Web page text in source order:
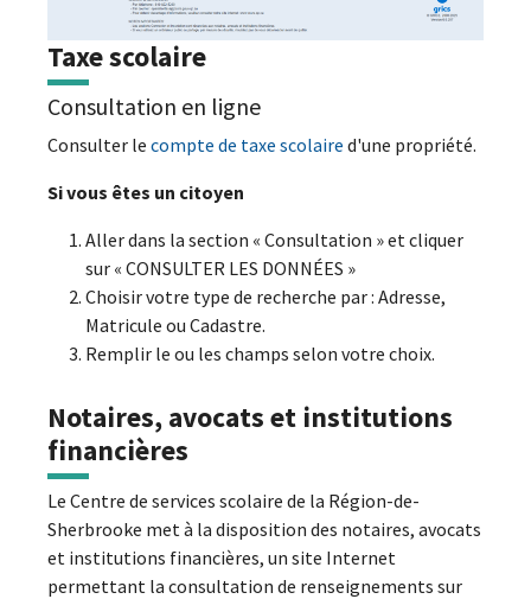
Taxe scolaire
Consultation en ligne
Consulter le compte de taxe scolaire d'une propriété.
Si vous êtes un citoyen
Aller dans la section « Consultation » et cliquer
sur « CONSULTER LES DONNÉES »
Choisir votre type de recherche par : Adresse,
Matricule ou Cadastre.
Remplir le ou les champs selon votre choix.
Notaires, avocats et institutions
financières
Le Centre de services scolaire de la Région-de-
Sherbrooke met à la disposition des notaires, avocats
et institutions financières, un site Internet
permettant la consultation de renseignements sur